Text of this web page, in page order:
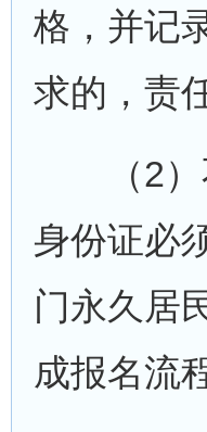
格，并记
求的，责
（2）不
身份证必
门永久居
成报名流